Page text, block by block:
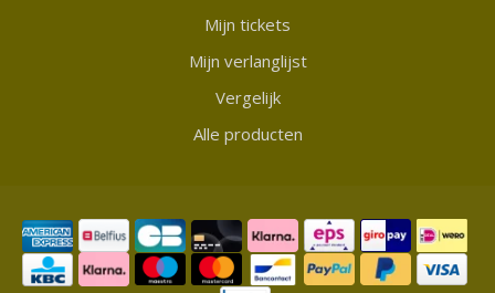
Mijn tickets
Mijn verlanglijst
Vergelijk
Alle producten